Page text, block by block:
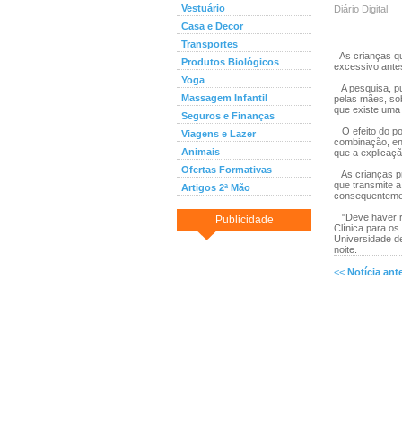
Vestuário
Casa e Decor
Transportes
Produtos Biológicos
Yoga
Massagem Infantil
Seguros e Finanças
Viagens e Lazer
Animais
Ofertas Formativas
Artigos 2ª Mão
Publicidade
Diário Digital
As crianças
excessivo
A pesquisa,
pelas mães,
que existe
O efeito do
combinação,
que a
As crianças
que transmite
"Deve haver
Clínica para os
Universidade
noite.
<< Notícia